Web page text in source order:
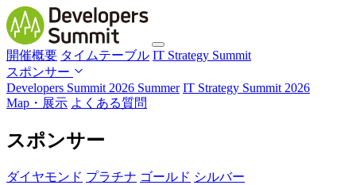
開催概要 タイムテーブル IT Strategy Summit
スポンサー
Developers Summit 2026 Summer IT Strategy Summit 2026
Map・展示 よくある質問
スポンサー
ダイヤモンド プラチナ ゴールド シルバー